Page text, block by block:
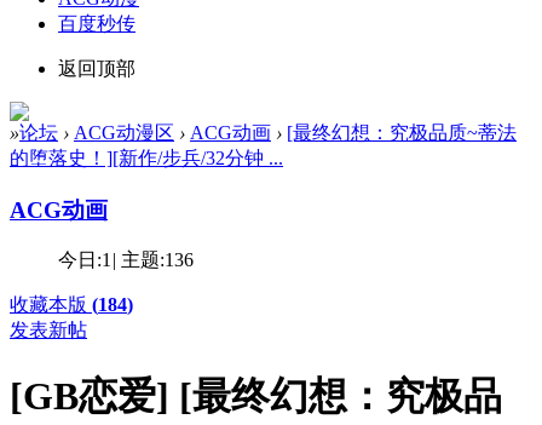
百度秒传
返回顶部
»论坛 › ACG动漫区 › ACG动画 › [最终幻想：究极品质~蒂法
的堕落史！][新作/步兵/32分钟 ...
ACG动画
今日:1 | 主题:136
收藏本版 (184)
发表新帖
[GB恋爱] [最终幻想：究极品